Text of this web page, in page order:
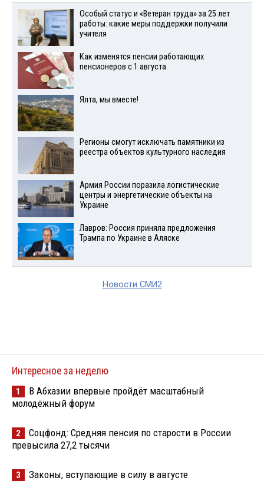
Особый статус и «Ветеран труда» за 25 лет
работы: какие меры поддержки получили
учителя
Как изменятся пенсии работающих
пенсионеров с 1 августа
Ялта, мы вместе!
Регионы смогут исключать памятники из
реестра объектов культурного наследия
Армия России поразила логистические
центры и энергетические объекты на
Украине
Лавров: Россия приняла предложения
Трампа по Украине в Аляске
Новости СМИ2
Интересное за неделю
1
В Абхазии впервые пройдёт масштабный
молодёжный форум
2
Соцфонд: Средняя пенсия по старости в России
превысила 27,2 тысячи
3 Законы, вступающие в силу в августе